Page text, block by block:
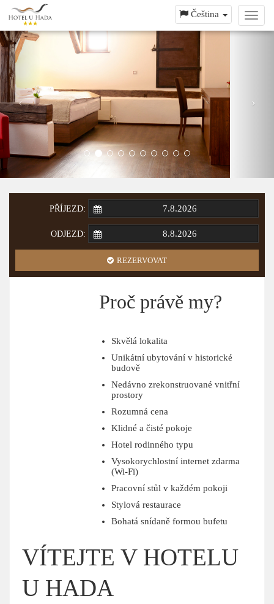
Čeština
PŘÍJEZD:
ODJEZD:
REZERVOVAT
Proč právě my?
Skvělá lokalita
Unikátní ubytování v historické
budově
Nedávno zrekonstruované vnitřní
prostory
Rozumná cena
Klidné a čisté pokoje
Hotel rodinného typu
Vysokorychlostní internet zdarma
(Wi-Fi)
Pracovní stůl v každém pokoji
Stylová restaurace
Bohatá snídaně formou bufetu
VÍTEJTE V HOTELU
U HADA